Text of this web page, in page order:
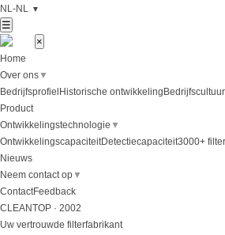
NL-NL ▼
☰
×
Home
Over ons▼
Bedrijfsprofiel Historische ontwikkeling Bedrijfscultuur
Product
Ontwikkelingstechnologie ▼
OntwikkelingscapaciteitDetectiecapaciteit3000+
Nieuws
Neem contact op▼
ContactFeedback
CLEANTOP · 2002
Uw vertrouwde filterfabrikant